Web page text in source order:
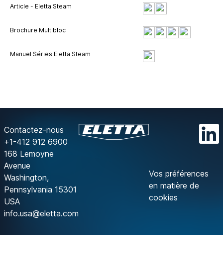
Article - Eletta Steam
Brochure Multibloc
Manuel Séries Eletta Steam
Contactez-nous
+1-412 912 6900
168 Lemoyne
Avenue
Washington,
Pennsylvania 15301
USA
info.usa@eletta.com
Vos préférences
en matière de
cookies